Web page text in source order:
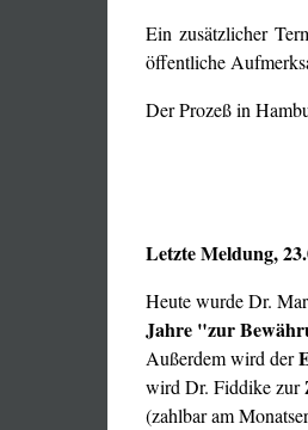
Ein zusätzlicher
öffentliche
Der Prozeß in
Letzte Meldung,
Heute wurde Dr.
Jahre "zur
Außerdem wird der
wird Dr. Fiddike zur
(zahlbar am